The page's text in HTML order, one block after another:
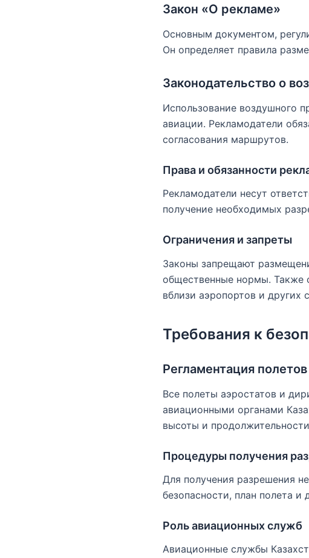
Закон «О рекламе»
Основным документом,
Он определяет правила
Законодательство о
Использование воздушного
авиации. Рекламодатели
согласования маршрутов.
Права и обязанности
Рекламодатели несут
получение необходимых
Ограничения и запреты
Законы запрещают
общественные нормы. Также
вблизи аэропортов и других
Требования к
Регламентация
Все полеты аэростатов и
авиационными органами
высоты и
Процедуры получения
Для получения разрешения
безопасности, план полета и
Роль авиационных служб
Авиационные службы